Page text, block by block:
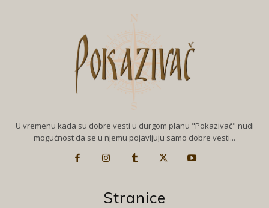
U vremenu kada su dobre vesti u durgom planu "Pokazivač" nudi
mogućnost da se u njemu pojavljuju samo dobre vesti...
Stranice